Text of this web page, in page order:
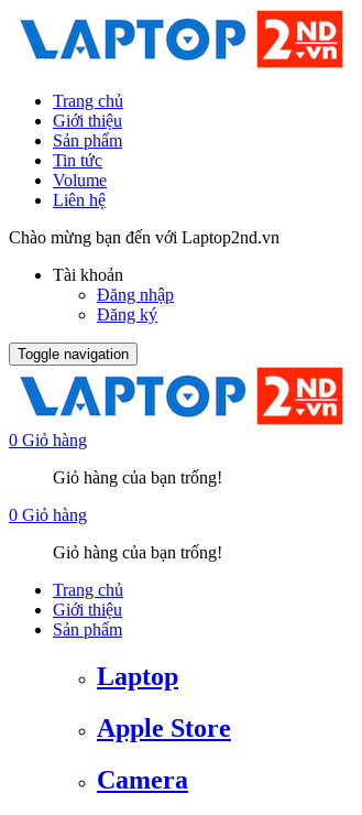
Trang chủ
Giới thiệu
Sản phẩm
Tin tức
Volume
Liên hệ
Chào mừng bạn đến với Laptop2nd.vn
Tài khoản
Đăng nhập
Đăng ký
Toggle navigation
0 Giỏ hàng
Giỏ hàng của bạn trống!
0 Giỏ hàng
Giỏ hàng của bạn trống!
Trang chủ
Giới thiệu
Sản phẩm
Laptop
Apple Store
Camera